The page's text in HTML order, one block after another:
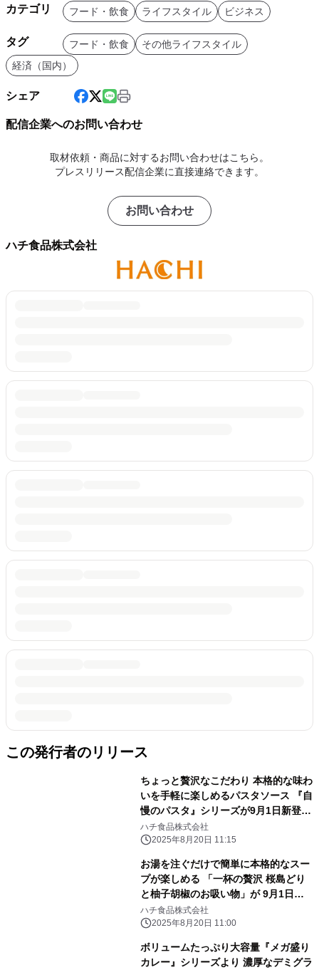
カテゴリ フード・飲食 ライフスタイル ビジネス
タグ フード・飲食
その他ライフスタイル
経済（国内）
シェア
配信企業へのお問い合わせ
取材依頼・商品に対するお問い合わせはこちら。
プレスリリース配信企業に直接連絡できます。
お問い合わせ
ハチ食品株式会社
この発行者のリリース
ちょっと贅沢なこだわり 本格的な味わ
いを手軽に楽しめるパスタソース 『自
慢のパスタ』シリーズが9月1日新登
場！
ハチ食品株式会社
2025年8月20日 11:15
お湯を注ぐだけで簡単に本格的なスー
プが楽しめる 「一杯の贅沢 桜島どり
と柚子胡椒のお吸い物」が 9月1日新
登場！
ハチ食品株式会社
2025年8月20日 11:00
ボリュームたっぷり大容量『メガ盛り
カレー』シリーズより 濃厚なデミグラ